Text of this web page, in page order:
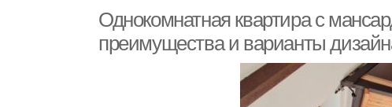
Однокомнатная квартира с
преимущества и варианты